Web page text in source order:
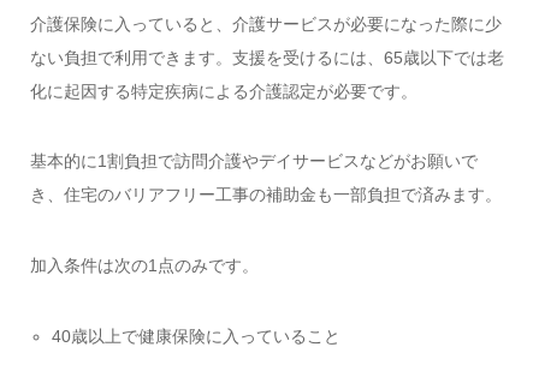
介護保険に入っていると、介護サービスが必要になった際に少
ない負担で利用できます。支援を受けるには、65歳以下では老
化に起因する特定疾病による介護認定が必要です。
基本的に1割負担で訪問介護やデイサービスなどがお願いで
き、住宅のバリアフリー工事の補助金も一部負担で済みます。
加入条件は次の1点のみです。
40歳以上で健康保険に入っていること